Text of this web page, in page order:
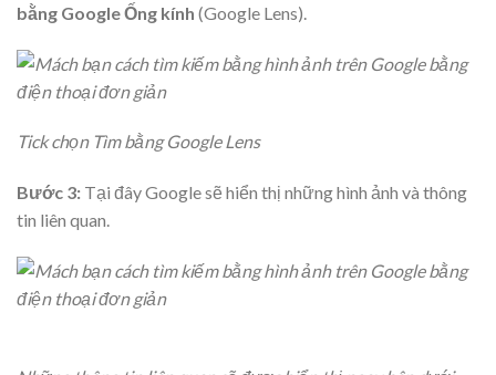
bằng Google Ống kính (Google Lens).
Tick chọn Tìm bằng Google Lens
Bước 3: Tại đây Google sẽ hiển thị những hình ảnh và thông
tin liên quan.